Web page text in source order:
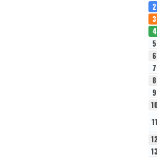
2
3
4
5
6
7
8
9
10
11
12
13